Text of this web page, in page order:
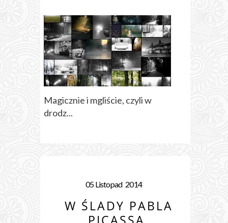
Magicznie i mgliście, czyli w
drodz...
05Listopad 2014
W ŚLADY PABLA